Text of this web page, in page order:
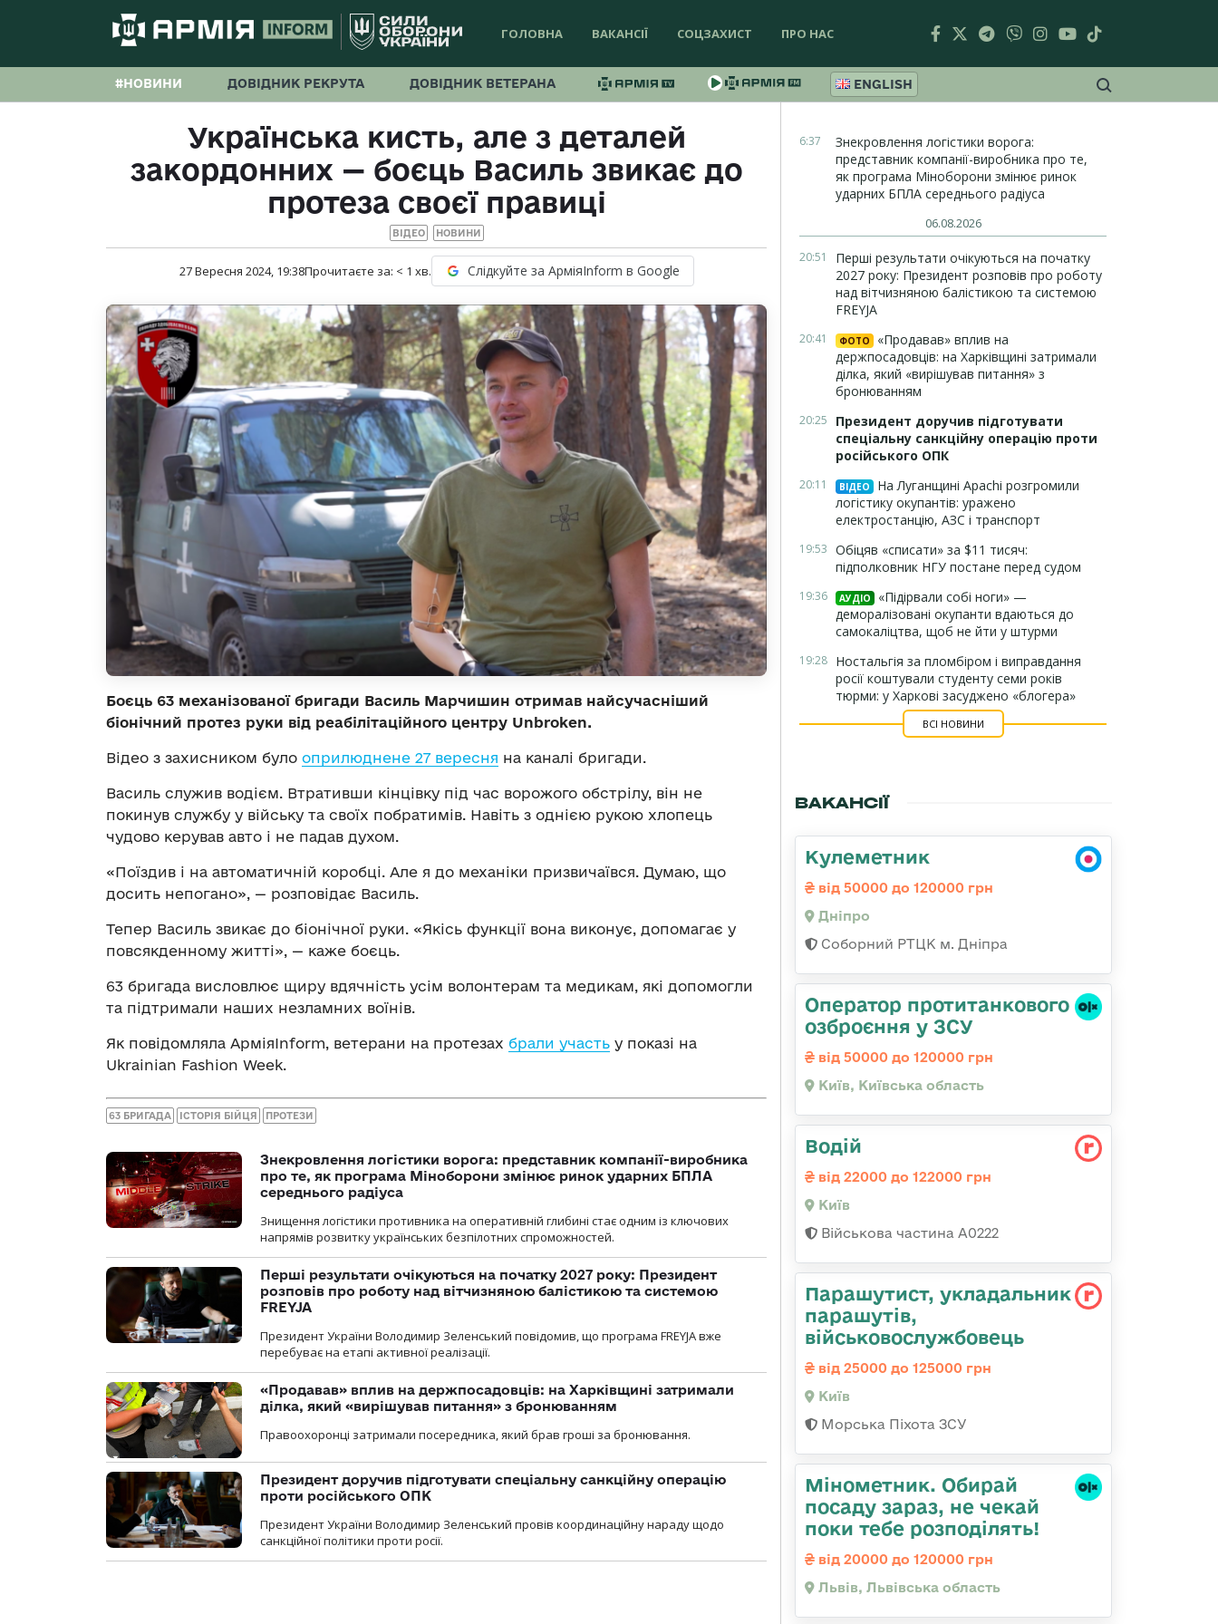
ГОЛОВНА ВАКАНСІЇ СОЦЗАХИСТ ПРО НАС
#НОВИНИ ДОВІДНИК РЕКРУТА ДОВІДНИК ВЕТЕРАНА ENGLISH
Українська кисть, але з деталей
закордонних — боєць Василь звикає до
протеза своєї правиці
ВІДЕО НОВИНИ
27 Вересня 2024, 19:38Прочитаєте за: < 1 хв. Слідкуйте за АрміяInform в Google
Боєць 63 механізованої бригади Василь Марчишин отримав найсучасніший
біонічний протез руки від реабілітаційного центру Unbroken.
Відео з захисником було оприлюднене 27 вересня на каналі бригади.
Василь служив водієм. Втративши кінцівку під час ворожого обстрілу, він не
покинув службу у війську та своїх побратимів. Навіть з однією рукою хлопець
чудово керував авто і не падав духом.
«Поїздив і на автоматичній коробці. Але я до механіки призвичаївся. Думаю, що
досить непогано», — розповідає Василь.
Тепер Василь звикає до біонічної руки. «Якісь функції вона виконує, допомагає у
повсякденному житті», — каже боєць.
63 бригада висловлює щиру вдячність усім волонтерам та медикам, які допомогли
та підтримали наших незламних воїнів.
Як повідомляла АрміяInform, ветерани на протезах брали участь у показі на
Ukrainian Fashion Week.
63 БРИГАДА ІСТОРІЯ БІЙЦЯ ПРОТЕЗИ
Знекровлення логістики ворога: представник компанії-виробника
про те, як програма Міноборони змінює ринок ударних БПЛА
середнього радіуса
Знищення логістики противника на оперативній глибині стає одним із ключових
напрямів розвитку українських безпілотних спроможностей.
Перші результати очікуються на початку 2027 року: Президент
розповів про роботу над вітчизняною балістикою та системою
FREYJA
Президент України Володимир Зеленський повідомив, що програма FREYJA вже
перебуває на етапі активної реалізації.
«Продавав» вплив на держпосадовців: на Харківщині затримали
ділка, який «вирішував питання» з бронюванням
Правоохоронці затримали посередника, який брав гроші за бронювання.
Президент доручив підготувати спеціальну санкційну операцію
проти російського ОПК
Президент України Володимир Зеленський провів координаційну нараду щодо
санкційної політики проти росії.
6:37
Знекровлення логістики ворога:
представник компанії-виробника про те,
як програма Міноборони змінює ринок
ударних БПЛА середнього радіуса
06.08.2026
20:51
Перші результати очікуються на початку
2027 року: Президент розповів про роботу
над вітчизняною балістикою та системою
FREYJA
20:41 ФОТО
«Продавав» вплив на
держпосадовців: на Харківщині затримали
ділка, який «вирішував питання» з
бронюванням
20:25
Президент доручив підготувати
спеціальну санкційну операцію проти
російського ОПК
20:11 ВІДЕО
На Луганщині Apachi розгромили
логістику окупантів: уражено
електростанцію, АЗС і транспорт
19:53 Обіцяв «списати» за $11 тисяч:
підполковник НГУ постане перед судом
19:36 АУДІО
«Підірвали собі ноги» —
деморалізовані окупанти вдаються до
самокаліцтва, щоб не йти у штурми
19:28 Ностальгія за пломбіром і виправдання
росії коштували студенту семи років
тюрми: у Харкові засуджено «блогера»
ВСІ НОВИНИ
ВАКАНСІЇ
Кулеметник
від 50000 до 120000 грн
Дніпро
Соборний РТЦК м. Дніпра
Оператор протитанкового
озброєння у ЗСУ
від 50000 до 120000 грн
Київ, Київська область
Водій
від 22000 до 122000 грн
Київ
Військова частина А0222
Парашутист, укладальник
парашутів,
військовослужбовець
від 25000 до 125000 грн
Київ
Морська Піхота ЗСУ
Мінометник. Обирай
посаду зараз, не чекай
поки тебе розподілять!
від 20000 до 120000 грн
Львів, Львівська область